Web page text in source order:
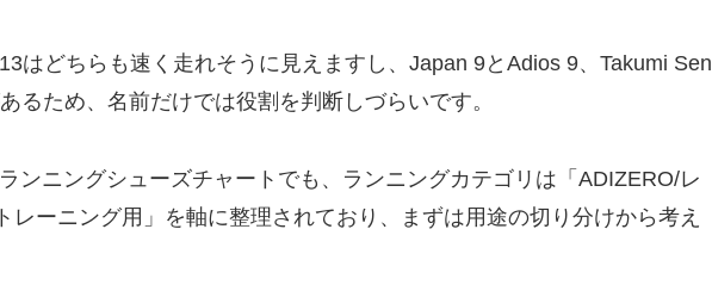
はどちらも速く走れそうに見えますし、Japan 9とAdios 9、Takumi Sen
るため、名前だけでは役割を判断しづらいです。
ンニングシューズチャートでも、ランニングカテゴリは「ADIZERO/レ
レーニング用」を軸に整理されており、まずは用途の切り分けから考え